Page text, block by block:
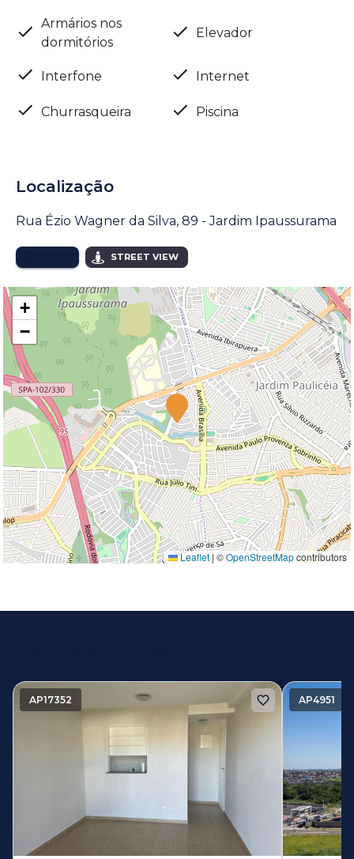
Armários nos
dormitórios
Elevador
Interfone Internet
Churrasqueira Piscina
Localização
Rua Ézio Wagner da Silva, 89 - Jardim Ipaussurama
STREET VIEW
+
−
Leaflet | ©OpenStreetMapcontributors
AP17352 AP4951